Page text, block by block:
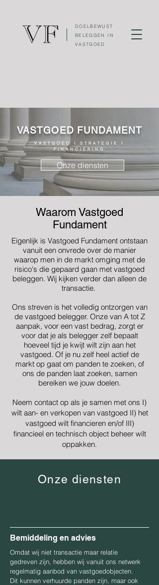
DOELBEWUST
BELEGGEN IN
VASTGOED
VASTGOED FUNDAMENT
VASTGOED I STRATEGIE I
FINANCIERING
Onze diensten
Waarom Vastgoed
Fundament
Eigenlijk is Vastgoed Fundament ontstaan
vanuit een onvrede over de manier
waarop men in de markt omging met de
risico's die gepaard gaan met vastgoed
beleggen. Wij kijken verder dan alleen de
transactie.
Ons streven is het volledig ontzorgen van
de vastgoed belegger. Onze van A tot Z
aanpak, voor een vast bedrag, zorgt er
voor dat je als belegger zelf bepaalt
hoeveel tijd je kwijt wilt zijn aan het
vastgoed. Of je nu zelf heel actief de
markt op gaat om panden te zoeken, of
ons de panden laat zoeken, samen
bereiken we jouw doelen.
Neem contact op als je samen met ons I)
wilt aan- en verkopen van vastgoed II) het
vastgoed wilt financieren en/of III)
financieel en technisch object beheer wilt
oppakken.
Onze diensten
Bemiddeling en advies
Omdat wij niet transactie maar relatie
gedreven zijn, hebben wij vanuit ons netwerk
regelmatig aanbod van vastgoedobjecten.
Dit kunnen verhuurde panden zijn, maar ook